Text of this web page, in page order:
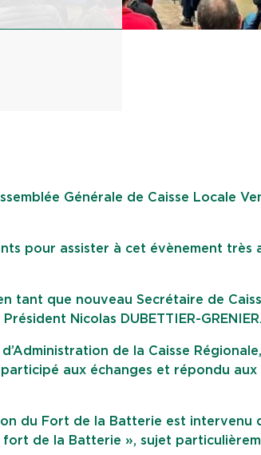
Générale de Caisse Locale
pour assister à cet évènement très
tant que nouveau Secrétaire de
Nicolas DUBETTIER-GRENIER.
de la Caisse
aux échanges et répondu aux
du Fort de la Batterie est intervenu
de la Batterie », sujet